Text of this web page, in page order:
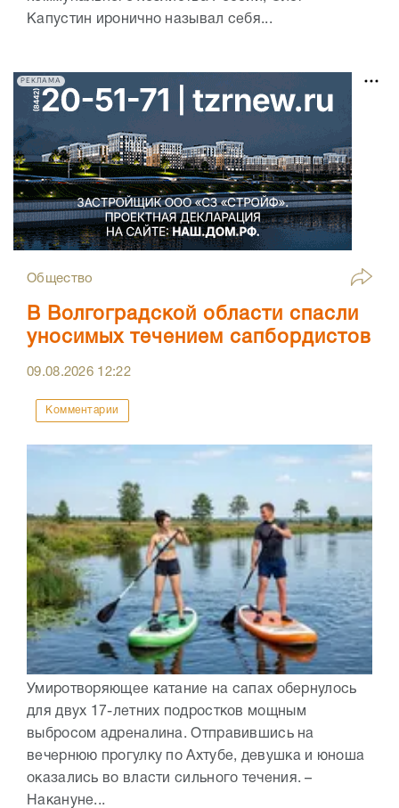
Капустин иронично называл себя...
РЕКЛАМА
Общество
В Волгоградской области спасли
уносимых течением сапбордистов
09.08.2026 12:22
Комментарии
Умиротворяющее катание на сапах обернулось
для двух 17-летних подростков мощным
выбросом адреналина. Отправившись на
вечернюю прогулку по Ахтубе, девушка и юноша
оказались во власти сильного течения. –
Накануне...